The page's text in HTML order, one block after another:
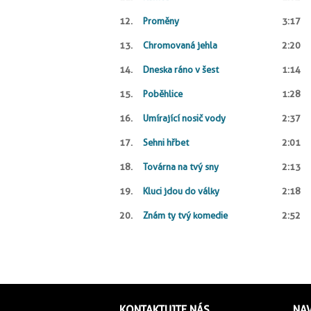
12. Proměny 3:17
13. Chromovaná jehla 2:20
14. Dneska ráno v šest 1:14
15. Poběhlice 1:28
16. Umírající nosič vody 2:37
17. Sehni hřbet 2:01
18. Továrna na tvý sny 2:13
19. Kluci jdou do války 2:18
20. Znám ty tvý komedie 2:52